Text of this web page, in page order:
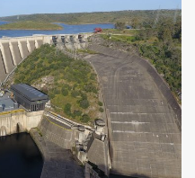
PARA ROGUAN